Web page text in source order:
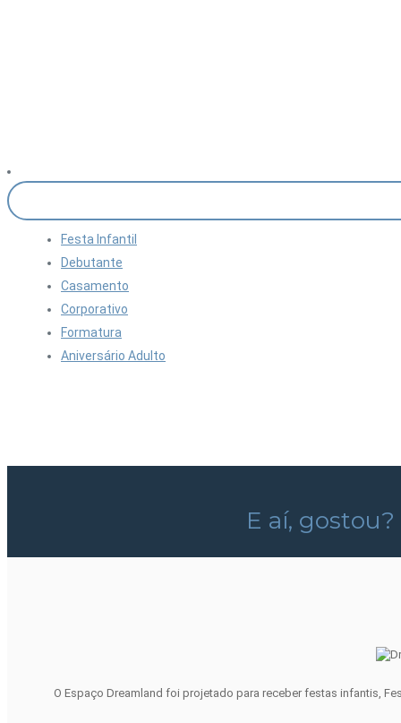
Festa Infantil
Debutante
Casamento
Corporativo
Formatura
Aniversário Adulto
E aí, gostou?
O Espaço Dreamland foi projetado para receber festas infantis,